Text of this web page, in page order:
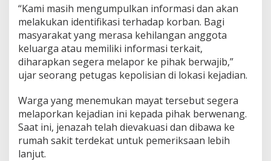
n
g
T
a
n
p
a
B
s
a
n
a
“Kami masih mengumpulkan informasi dan akan
melakukan identifikasi terhadap korban. Bagi
masyarakat yang merasa kehilangan anggota
keluarga atau memiliki informasi terkait,
diharapkan segera melapor ke pihak berwajib,”
ujar seorang petugas kepolisian di lokasi kejadian.
Warga yang menemukan mayat tersebut segera
melaporkan kejadian ini kepada pihak berwenang.
Saat ini, jenazah telah dievakuasi dan dibawa ke
rumah sakit terdekat untuk pemeriksaan lebih
lanjut.